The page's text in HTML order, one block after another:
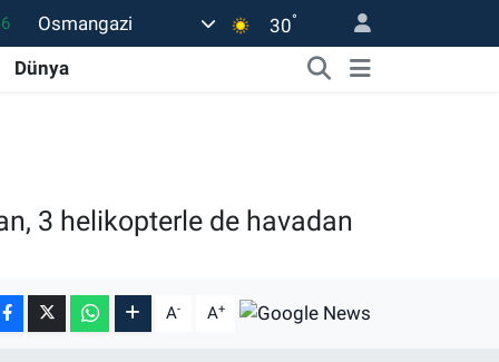
Osmangazi 30°
Dünya
3 helikopterle de havadan
A- A+